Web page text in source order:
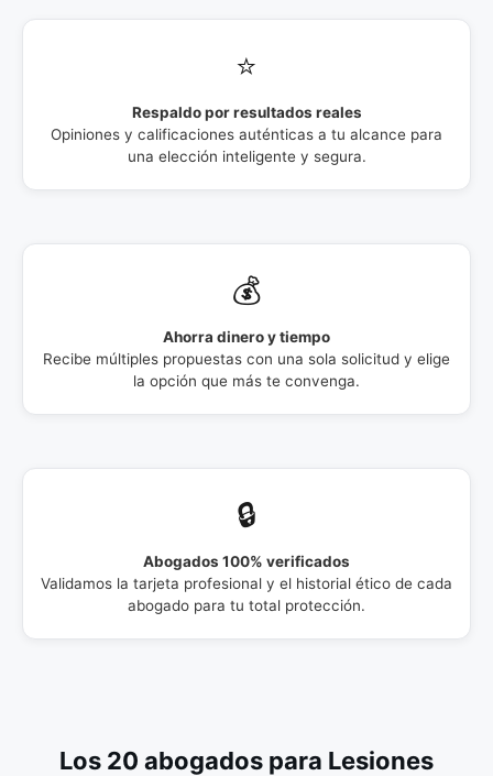
⭐
Respaldo por resultados reales
Opiniones y calificaciones auténticas a tu alcance para
una elección inteligente y segura.
💰
Ahorra dinero y tiempo
Recibe múltiples propuestas con una sola solicitud y elige
la opción que más te convenga.
🔒
Abogados 100% verificados
Validamos la tarjeta profesional y el historial ético de cada
abogado para tu total protección.
Los 20 abogados para Lesiones